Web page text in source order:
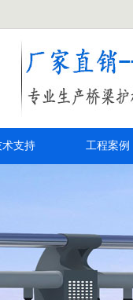
术支持 工程案例